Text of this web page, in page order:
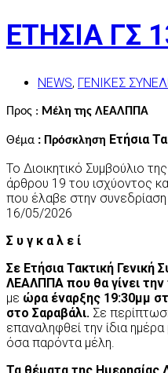
ΕΤΗΣΙΑ ΓΣ
NEWS, ΓΕΝΙΚΕΣ
Προς : Μέλη της ΛΕΑΛΠΠΑ
Θέμα : Πρόσκληση Ετήσια
Το Διοικητικό Συμβούλιο
άρθρου 19 του ισχύοντος
που έλαβε στην
16/05/2026
Σ υ γ κ α λ ε ί
Σε Ετήσια Τακτική Γενική
ΛΕΑΛΠΠΑ που θα γίνει την
με ώρα έναρξης 19:30μμ
στο Σαραβάλι. Σε
επαναληφθεί την ίδια
όσα παρόντα μέλη.
Τα θέματα της Ημερησίας